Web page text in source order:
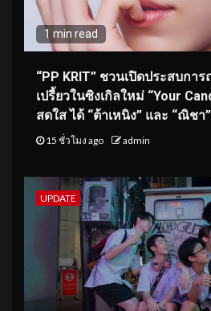
1 min read
“PP KRIT” ชวนเปิดประสบก
เปรี้ยวในซิงเกิลใหม่ “Your
สดใส ได้ “ต้าเหนิง” และ “ณิชา
15 ชั่วโมง ago admin
UPDATE